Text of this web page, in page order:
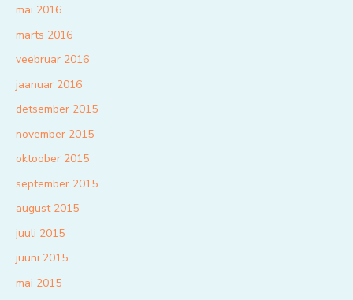
mai 2016
märts 2016
veebruar 2016
jaanuar 2016
detsember 2015
november 2015
oktoober 2015
september 2015
august 2015
juuli 2015
juuni 2015
mai 2015